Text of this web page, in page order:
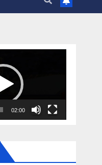
02:00